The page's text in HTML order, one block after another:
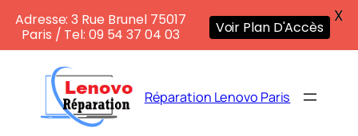
contenu
Réparation Lenovo Paris
Adresse: 3 Rue Brunel 75017
Paris / Tel: 09 54 37 04 03
Voir Plan D'Accès
X